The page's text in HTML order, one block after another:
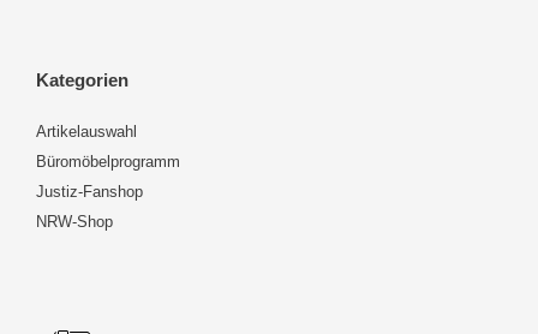
Kategorien
Artikelauswahl
Büromöbelprogramm
Justiz-Fanshop
NRW-Shop